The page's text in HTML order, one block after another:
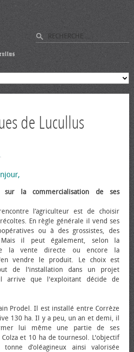
de Lucullus
.
sur la commercialisation de ses
l’agriculteur est de choisir
En règle générale il vend ses
ou à des grossistes, des
Mais il peut également, selon la
la vente directe ou encore la
vendre le produit. Le choix est
de l'installation dans un projet
arrive que l'exploitant décide de
Prodel. Il est installé entre Corrèze
130 ha. Il y a peu, un an et demi, il
lui même une partie de ses
et 10 ha de tournesol. L'objectif
d’oléagineux ainsi valorisée